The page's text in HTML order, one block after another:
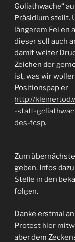
Goliathwache“
Präsidium stellt.
längerem Feilen
dieser soll auch
damit weiter
Zeichen der
ist, was wir
Positionspapier
http://
-statt-
des-fcsp.
Zum
geben. Infos
Stelle in den
folgen.
Danke erstmal
Protest hier
aber dem